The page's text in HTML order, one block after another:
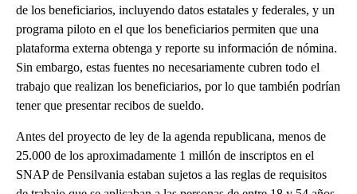
de los beneficiarios, incluyendo datos estatales y federales, y un
programa piloto en el que los beneficiarios permiten que una
plataforma externa obtenga y reporte su información de nómina.
Sin embargo, estas fuentes no necesariamente cubren todo el
trabajo que realizan los beneficiarios, por lo que también podrían
tener que presentar recibos de sueldo.
Antes del proyecto de ley de la agenda republicana, menos de
25.000 de los aproximadamente 1 millón de inscriptos en el
SNAP de Pensilvania estaban sujetos a las reglas de requisitos